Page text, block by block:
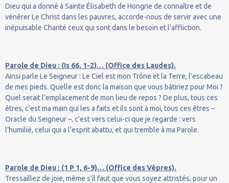
Dieu qui a donné à Sainte Élisabeth de Hongrie de connaître et de
vénérer Le Christ dans les pauvres, accorde-nous de servir avec une
inépuisable Charité ceux qui sont dans le besoin et l'affliction.
Parole de Dieu : (Is 66, 1-2)… (Office des Laudes).
Ainsi parle Le Seigneur : Le Ciel est mon Trône et la Terre, l’escabeau
de mes pieds. Quelle est donc la maison que vous bâtiriez pour Moi ?
Quel serait l’emplacement de mon lieu de repos ? De plus, tous ces
êtres, c’est ma main qui les a faits et ils sont à moi, tous ces êtres –
Oracle du Seigneur –, c’est vers celui-ci que je regarde : vers
l’humilié, celui qui a l’esprit abattu, et qui tremble à ma Parole.
Parole de Dieu : (1 P 1, 6-9)… (Office des Vêpres).
Tressaillez de joie, même s’il faut que vous soyez attristés, pour un